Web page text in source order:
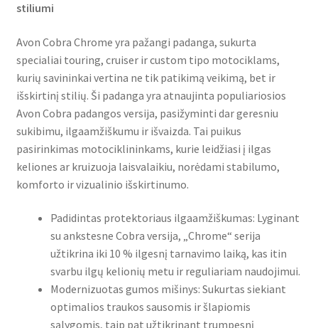
stiliumi
Avon Cobra Chrome yra pažangi padanga, sukurta
specialiai touring, cruiser ir custom tipo motociklams,
kurių savininkai vertina ne tik patikimą veikimą, bet ir
išskirtinį stilių. Ši padanga yra atnaujinta populiariosios
Avon Cobra padangos versija, pasižyminti dar geresniu
sukibimu, ilgaamžiškumu ir išvaizda. Tai puikus
pasirinkimas motociklininkams, kurie leidžiasi į ilgas
keliones ar kruizuoja laisvalaikiu, norėdami stabilumo,
komforto ir vizualinio išskirtinumo.
Padidintas protektoriaus ilgaamžiškumas: Lyginant
su ankstesne Cobra versija, „Chrome“ serija
užtikrina iki 10 % ilgesnį tarnavimo laiką, kas itin
svarbu ilgų kelionių metu ir reguliariam naudojimui.
Modernizuotas gumos mišinys: Sukurtas siekiant
optimalios traukos sausomis ir šlapiomis
sąlygomis, taip pat užtikrinant trumpesnį